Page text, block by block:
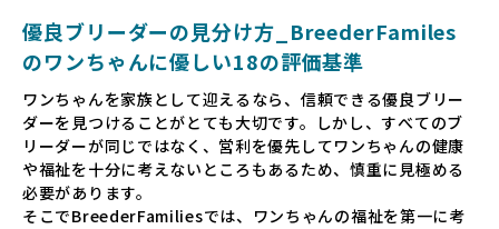
ゃんに優しい世界を築いていきたいと考えています。
長するための環境が十分に整っていない場合が多く、販売ま
での間に過密な環境や長距離移動のストレスを受けることが
少なくありません。このような環境は、健康リスクや社会性
の問題につながりやすく、ワンちゃんにとっても望ましいと
は言えません。
こうした背景から、BreederFamiliesはペットショップを介
優良ブリーダーの見分け方_BreederFamiles
のワンちゃんに優しい18の評価基準
ワンちゃんを家族として迎えるなら、信頼できる優良ブリー
ダーを見つけることがとても大切です。しかし、すべてのブ
リーダーが同じではなく、営利を優先してワンちゃんの健康
や福祉を十分に考えないところもあるため、慎重に見極める
必要があります。
そこでBreederFamiliesでは、ワンちゃんの福祉を第一に考